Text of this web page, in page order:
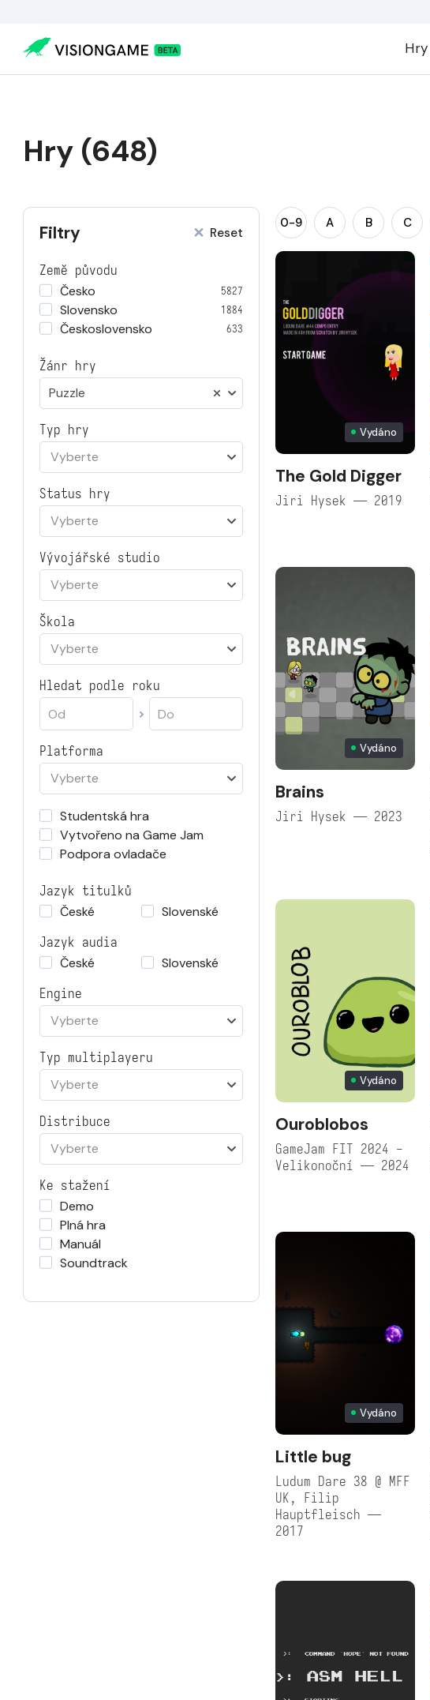
Hry
Hry (648)
Filtry Reset
Země původu
Česko
5827
Slovensko 1884
Československo 633
Žánr hry
Puzzle
Typ hry
Vyberte
Status hry
Vyberte
Vývojářské studio
Vyberte
Škola
Vyberte
Hledat podle roku
Platforma
Vyberte
Studentská hra
Vytvořeno na Game Jam
Podpora ovladače
Jazyk titulků
České
Slovenské
Jazyk audia
České
Slovenské
Engine
Vyberte
Typ multiplayeru
Vyberte
Distribuce
Vyberte
Ke stažení
Demo
Plná hra
Manuál
Soundtrack
0-9 A B C
Vydáno
The Gold Digger
Jiri Hysek — 2019
Vydáno
Brains
Jiri Hysek — 2023
Vydáno
Ouroblobos
GameJam FIT 2024 -
Velikonoční — 2024
Vydáno
Little bug
Ludum Dare 38 @ MFF
UK, Filip
Hauptfleisch —
2017